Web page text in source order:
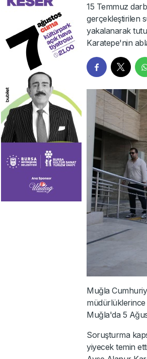
15 Temmuz
gerçekleştirilen
yakalanarak
Karatepe'nin
Muğla
Muğla'da 5
Soruşturma
yiyecek temin